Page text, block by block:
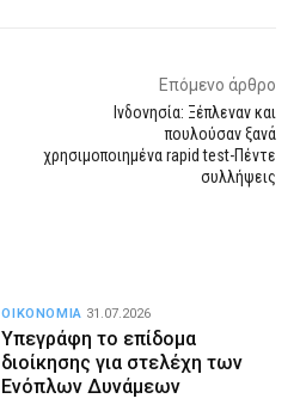
Επόμενο άρθρο
Ινδονησία: Ξέπλεναν και
πουλούσαν ξανά
χρησιμοποιημένα rapid test-Πέντε
συλλήψεις
Υπεγράφη το επίδομα
διοίκησης για στελέχη των
Ενόπλων Δυνάμεων
ΟΙΚΟΝΟΜΙΑ 31.07.2026